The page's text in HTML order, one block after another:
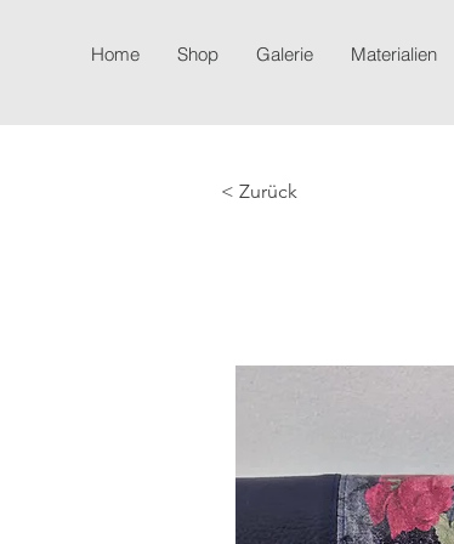
Home Shop Galerie Materialien
< Zurück